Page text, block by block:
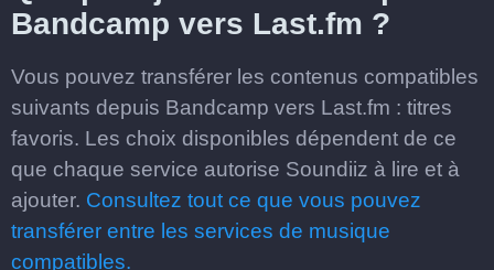
Bandcamp vers Last.fm ?
Vous pouvez transférer les contenus compatibles
suivants depuis Bandcamp vers Last.fm : titres
favoris. Les choix disponibles dépendent de ce
que chaque service autorise Soundiiz à lire et à
ajouter. Consultez tout ce que vous pouvez
transférer entre les services de musique
compatibles.